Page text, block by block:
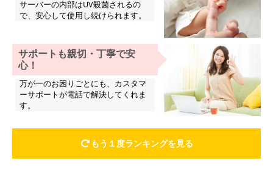
サーバーの内部はUV殺菌されるの
で、安心して使用し続けられます。
サポートも親切・丁寧で安
心！
万が一のお困りごとにも、カスタマ
ーサポートが電話で解決してくれま
す。
もう１度ランキングを見る